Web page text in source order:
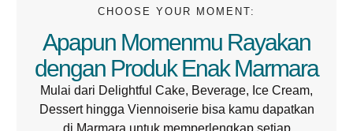
CHOOSE YOUR MOMENT:
Apapun Momenmu Rayakan
dengan Produk Enak Marmara
Mulai dari Delightful Cake, Beverage, Ice Cream,
Dessert hingga Viennoiserie bisa kamu dapatkan
di Marmara untuk memperlengkap setiap